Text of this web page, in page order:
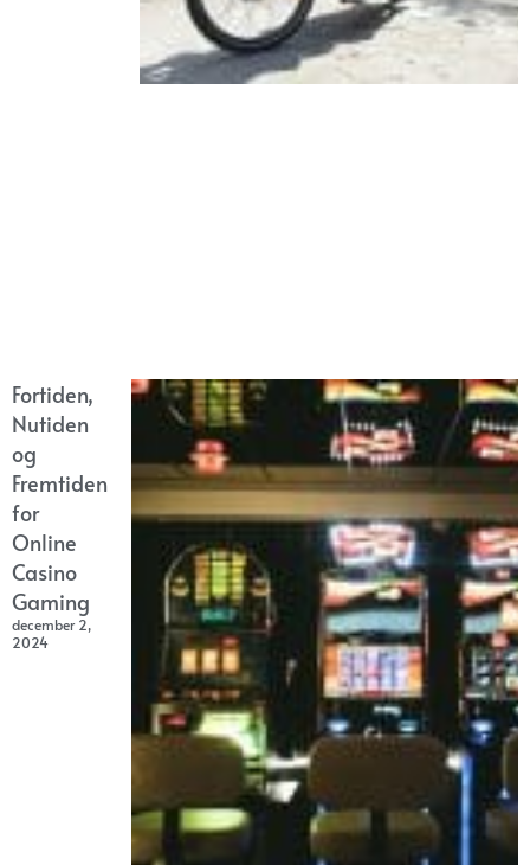
Fortiden,
Nutiden
og
Fremtiden
for
Online
Casino
Gaming
december 2,
2024